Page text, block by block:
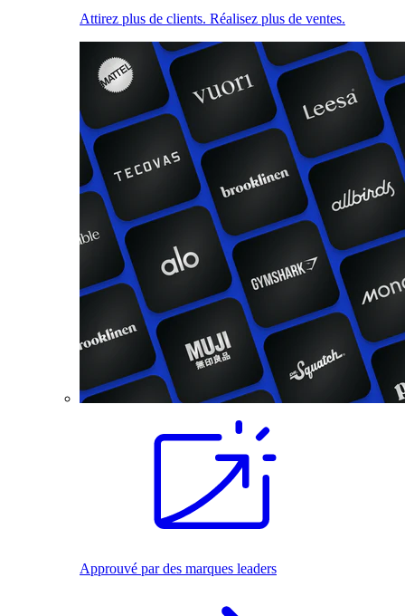
Attirez plus de clients. Réalisez plus de ventes.
Approuvé par des marques leaders